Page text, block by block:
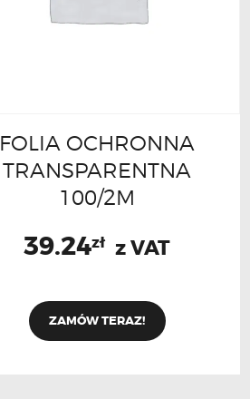
FOLIA OCHRONNA
TRANSPARENTNA
100/2M
39.24zł z VAT
ZAMÓW TERAZ!